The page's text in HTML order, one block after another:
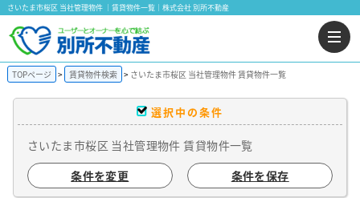
さいたま市桜区 当社管理物件 ｜賃貸物件一覧｜株式会社 別所不動産
TOPページ 賃貸物件検索 さいたま市桜区 当社管理物件 賃貸物件一覧
選択中の条件
さいたま市桜区 当社管理物件 賃貸物件一覧
条件を変更
条件を保存